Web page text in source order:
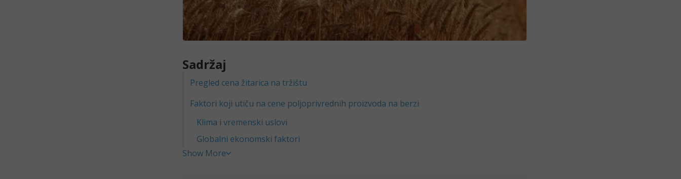
Sadržaj
Pregled cena žitarica na tržištu
Faktori koji utiču na cene poljoprivrednih proizvoda na berzi
Klima i vremenski uslovi
Globalni ekonomski faktori
Show More